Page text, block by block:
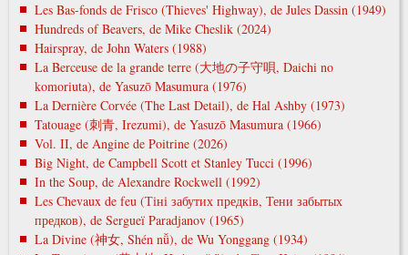
Les Bas-fonds de Frisco (Thieves' Highway), de Jules Dassin (1949)
Hundreds of Beavers, de Mike Cheslik (2024)
Hairspray, de John Waters (1988)
La Berceuse de la grande terre (大地の子守唄, Daichi no
komoriuta), de Yasuzō Masumura (1976)
La Dernière Corvée (The Last Detail), de Hal Ashby (1973)
Tatouage (刺青, Irezumi), de Yasuzō Masumura (1966)
Vol. II, de Angine de Poitrine (2026)
Big Night, de Campbell Scott et Stanley Tucci (1996)
In the Soup, de Alexandre Rockwell (1992)
Les Chevaux de feu (Тіні забутих предків, Тени забытых
предков), de Sergueï Paradjanov (1965)
La Divine (神女, Shén nǚ), de Wu Yonggang (1934)